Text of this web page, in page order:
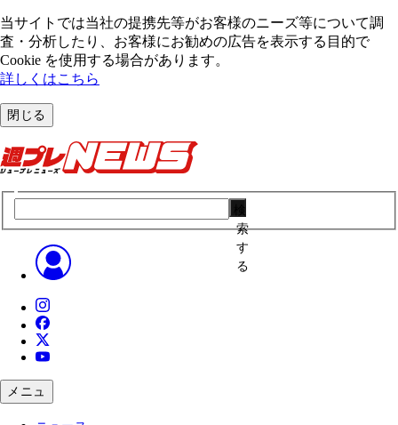
当サイトでは当社の提携先等がお客様のニーズ等について調
査・分析したり、お客様にお勧めの広告を表⽰する⽬的で
Cookie を使⽤する場合があります。
詳しくはこちら
閉じる
索
す
る
メニュ